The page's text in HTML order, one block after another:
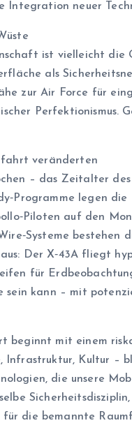
Integration neuer
ist vielleicht die
als
zur Air Force für
Perfektionismus.
veränderten
– das Zeitalter
legen
auf den
Der X‑43A fliegt
für
sein kann – mit
beginnt mit einem
Infrastruktur, Kultur –
die unsere
die bemannte